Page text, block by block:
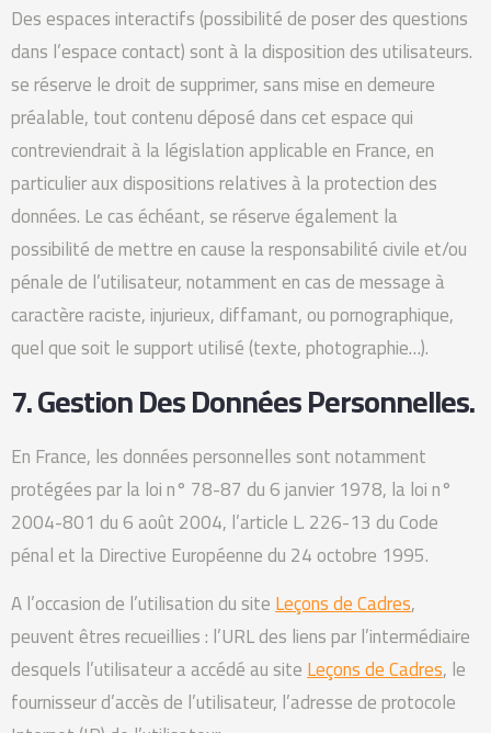
Des espaces interactifs (possibilité de poser des questions
dans l’espace contact) sont à la disposition des utilisateurs.
se réserve le droit de supprimer, sans mise en demeure
préalable, tout contenu déposé dans cet espace qui
contreviendrait à la législation applicable en France, en
particulier aux dispositions relatives à la protection des
données. Le cas échéant, se réserve également la
possibilité de mettre en cause la responsabilité civile et/ou
pénale de l’utilisateur, notamment en cas de message à
caractère raciste, injurieux, diffamant, ou pornographique,
quel que soit le support utilisé (texte, photographie…).
7. Gestion Des Données Personnelles.
En France, les données personnelles sont notamment
protégées par la loi n° 78-87 du 6 janvier 1978, la loi n°
2004-801 du 6 août 2004, l’article L. 226-13 du Code
pénal et la Directive Européenne du 24 octobre 1995.
A l’occasion de l’utilisation du siteLeçons de Cadres,
peuvent êtres recueillies : l’URL des liens par l’intermédiaire
desquels l’utilisateur a accédé au siteLeçons de Cadres, le
fournisseur d’accès de l’utilisateur, l’adresse de protocole